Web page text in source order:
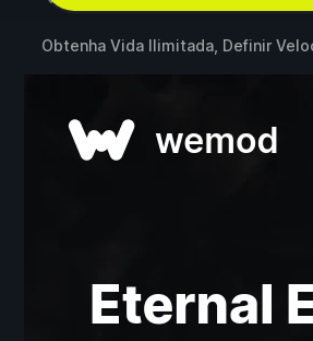
Obtenha Vida Ilimitada, Definir